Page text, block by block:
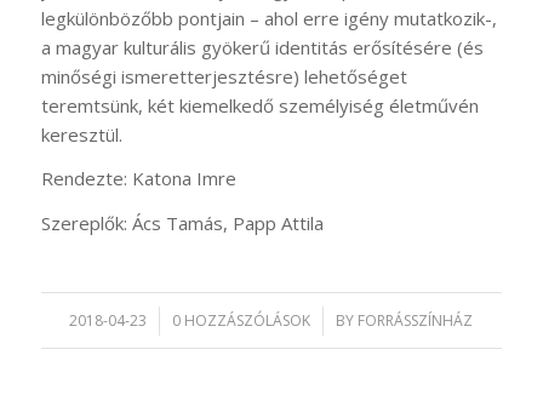
legkülönbözőbb pontjain – ahol erre igény mutatkozik-,
a magyar kulturális gyökerű identitás erősítésére (és
minőségi ismeretterjesztésre) lehetőséget
teremtsünk, két kiemelkedő személyiség életművén
keresztül.
Rendezte: Katona Imre
Szereplők: Ács Tamás, Papp Attila
2018-04-23
/ 0 HOZZÁSZÓLÁSOK
/ BY FORRÁSSZÍNHÁZ